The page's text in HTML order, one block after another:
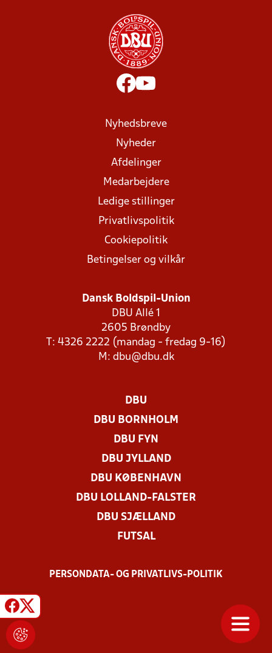
Nyhedsbreve
Nyheder
Afdelinger
Medarbejdere
Ledige stillinger
Privatlivspolitik
Cookiepolitik
Betingelser og vilkår
Dansk Boldspil-Union
DBU Allé 1
2605 Brøndby
T: 4326 2222 (mandag - fredag 9-16)
M: dbu@dbu.dk
DBU
DBU BORNHOLM
DBU FYN
DBU JYLLAND
DBU KØBENHAVN
DBU LOLLAND-FALSTER
DBU SJÆLLAND
FUTSAL
PERSONDATA- OG PRIVATLIVS-POLITIK